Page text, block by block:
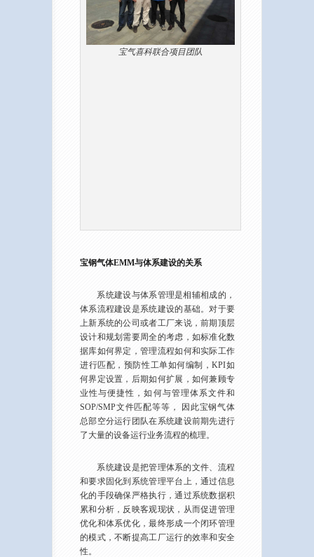
宝气喜科联合项目团队
宝钢气体EMM与体系建设的关系
系统建设与体系管理是相辅相成的，
体系流程建设是系统建设的基础。对于要
上新系统的公司或者工厂来说，前期顶层
设计和规划需要周全的考虑，如标准化数
据库如何界定，管理流程如何和实际工作
进行匹配，预防性工单如何编制，KPI如
何界定设置，后期如何扩展，如何兼顾专
业性与便捷性，如何与管理体系文件和
SOP/SMP文件匹配等等， 因此宝钢气体
总部空分运行团队在系统建设前期先进行
了大量的设备运行业务流程的梳理。
系统建设是把管理体系的文件、流程
和要求固化到系统管理平台上，通过信息
化的手段确保严格执行，通过系统数据积
累和分析，反映客观现状，从而促进管理
优化和体系优化，最终形成一个闭环管理
的模式，不断提高工厂运行的效率和安全
性。